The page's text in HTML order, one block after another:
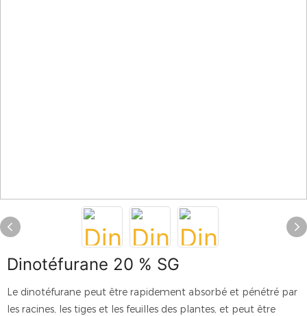
Dinotéfurane 20 % SG
Le dinotéfurane peut être rapidement absorbé et pénétré par
les racines, les tiges et les feuilles des plantes, et peut être